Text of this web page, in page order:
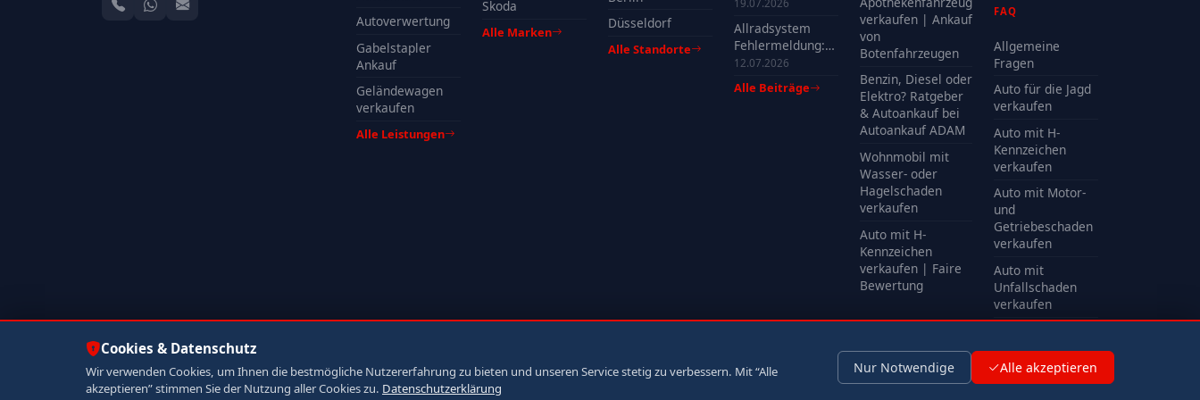
Autoverwertung
Gabelstapler
Ankauf
Geländewagen
verkaufen
Alle Leistungen
Skoda
Alle Marken
Düsseldorf
Alle Standorte
profitieren?
19.07.2026
Allradsystem
Fehlermeldung:
Ursachen, Kosten
& Tipps
12.07.2026
Alle Beiträge
verkaufen | Ankauf
von
Botenfahrzeugen
Benzin, Diesel oder
Elektro? Ratgeber
& Autoankauf bei
Autoankauf ADAM
Wohnmobil mit
Wasser- oder
Hagelschaden
verkaufen
Auto mit H-
Kennzeichen
verkaufen | Faire
Bewertung
FAQ
Allgemeine
Fragen
Auto für die Jagd
verkaufen
Auto mit H-
Kennzeichen
verkaufen
Auto mit Motor-
und
Getriebeschaden
verkaufen
Auto mit
Unfallschaden
verkaufen
© 2026 Autoankauf ADAM. Alle Rechte vorbehalten. ImpressumDatenschutz
Cookies & Datenschutz
Wir verwenden Cookies, um Ihnen die bestmögliche Nutzererfahrung zu bieten und unseren Service stetig zu verbessern. Mit “Alle
akzeptieren” stimmen Sie der Nutzung aller Cookies zu. Datenschutzerklärung
Nur Notwendige Alle akzeptieren